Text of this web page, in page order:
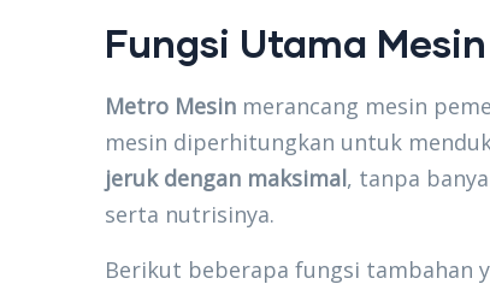
Fungsi Utama
Metro Mesin merancang mesin
mesin diperhitungkan untuk
jeruk dengan maksimal, tanpa
serta nutrisinya.
Berikut beberapa fungsi tambahan